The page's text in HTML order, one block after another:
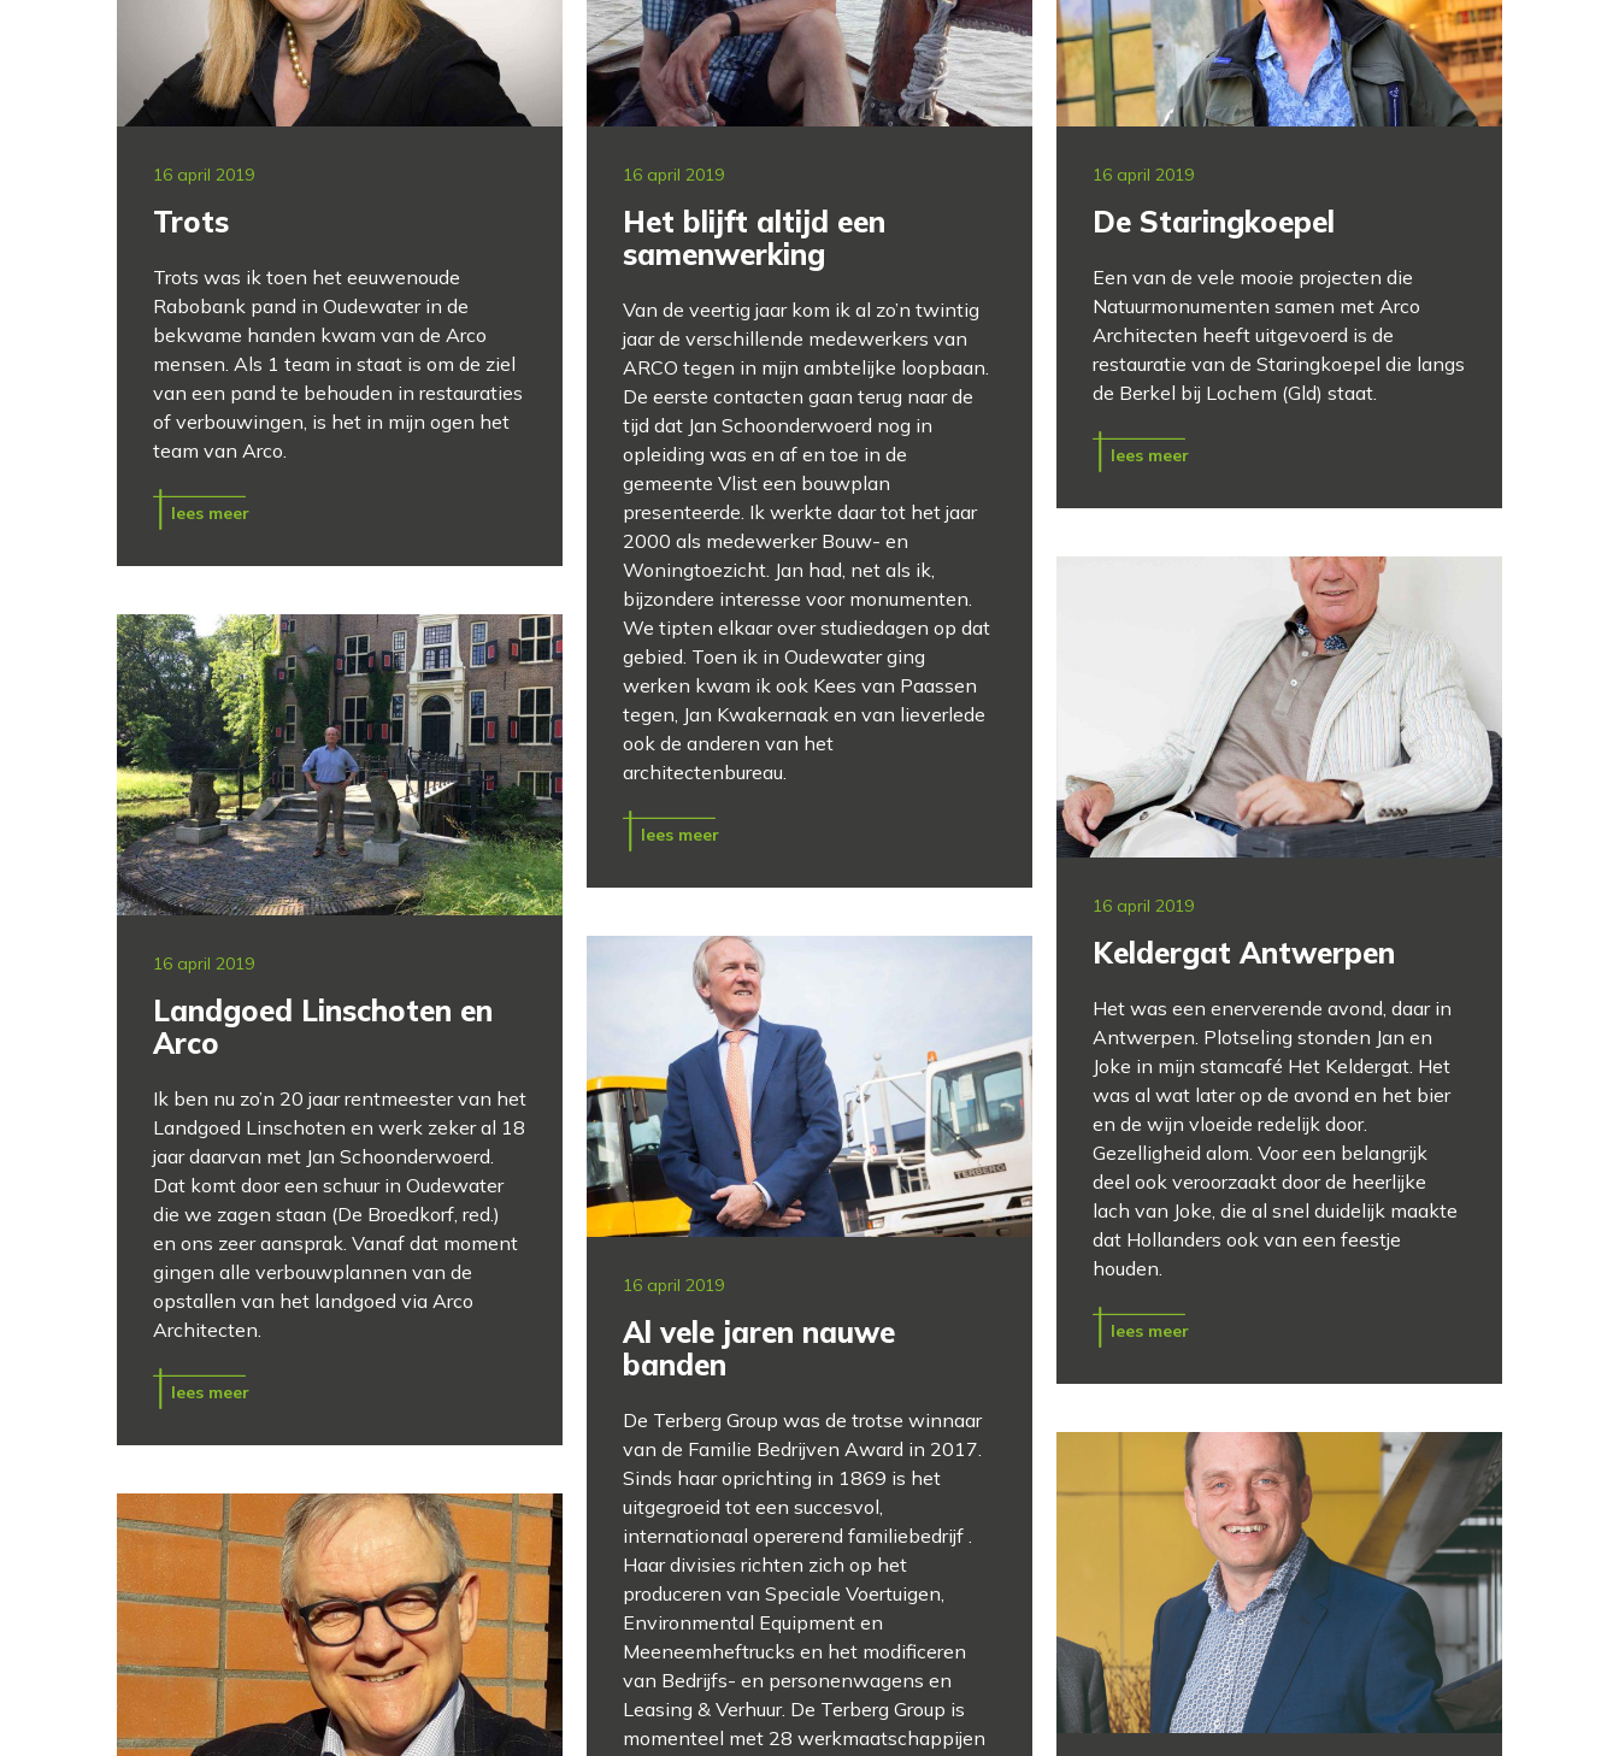
16 april 2019
Trots
Trots was ik toen het eeuwenoude
Rabobank pand in Oudewater in de
bekwame handen kwam van de Arco
mensen. Als 1 team in staat is om de ziel
van een pand te behouden in restauraties
of verbouwingen, is het in mijn ogen het
team van Arco.
lees meer
16 april 2019
Het blijft altijd een
samenwerking
Van de veertig jaar kom ik al zo’n twintig
jaar de verschillende medewerkers van
ARCO tegen in mijn ambtelijke loopbaan.
De eerste contacten gaan terug naar de
tijd dat Jan Schoonderwoerd nog in
opleiding was en af en toe in de
gemeente Vlist een bouwplan
presenteerde. Ik werkte daar tot het jaar
2000 als medewerker Bouw- en
Woningtoezicht. Jan had, net als ik,
bijzondere interesse voor monumenten.
We tipten elkaar over studiedagen op dat
gebied. Toen ik in Oudewater ging
werken kwam ik ook Kees van Paassen
tegen, Jan Kwakernaak en van lieverlede
ook de anderen van het
architectenbureau.
lees meer
16 april 2019
De Staringkoepel
Een van de vele mooie projecten die
Natuurmonumenten samen met Arco
Architecten heeft uitgevoerd is de
restauratie van de Staringkoepel die langs
de Berkel bij Lochem (Gld) staat.
lees meer
16 april 2019
Keldergat Antwerpen
Het was een enerverende avond, daar in
Antwerpen. Plotseling stonden Jan en
Joke in mijn stamcafé Het Keldergat. Het
was al wat later op de avond en het bier
en de wijn vloeide redelijk door.
Gezelligheid alom. Voor een belangrijk
deel ook veroorzaakt door de heerlijke
lach van Joke, die al snel duidelijk maakte
dat Hollanders ook van een feestje
houden.
lees meer
16 april 2019
Landgoed Linschoten en
Arco
Ik ben nu zo’n 20 jaar rentmeester van het
Landgoed Linschoten en werk zeker al 18
jaar daarvan met Jan Schoonderwoerd.
Dat komt door een schuur in Oudewater
die we zagen staan (De Broedkorf, red.)
en ons zeer aansprak. Vanaf dat moment
gingen alle verbouwplannen van de
opstallen van het landgoed via Arco
Architecten.
lees meer
16 april 2019
Al vele jaren nauwe
banden
De Terberg Group was de trotse winnaar
van de Familie Bedrijven Award in 2017.
Sinds haar oprichting in 1869 is het
uitgegroeid tot een succesvol,
internationaal opererend familiebedrijf .
Haar divisies richten zich op het
produceren van Speciale Voertuigen,
Environmental Equipment en
Meeneemheftrucks en het modificeren
van Bedrijfs- en personenwagens en
Leasing & Verhuur. De Terberg Group is
momenteel met 28 werkmaatschappijen